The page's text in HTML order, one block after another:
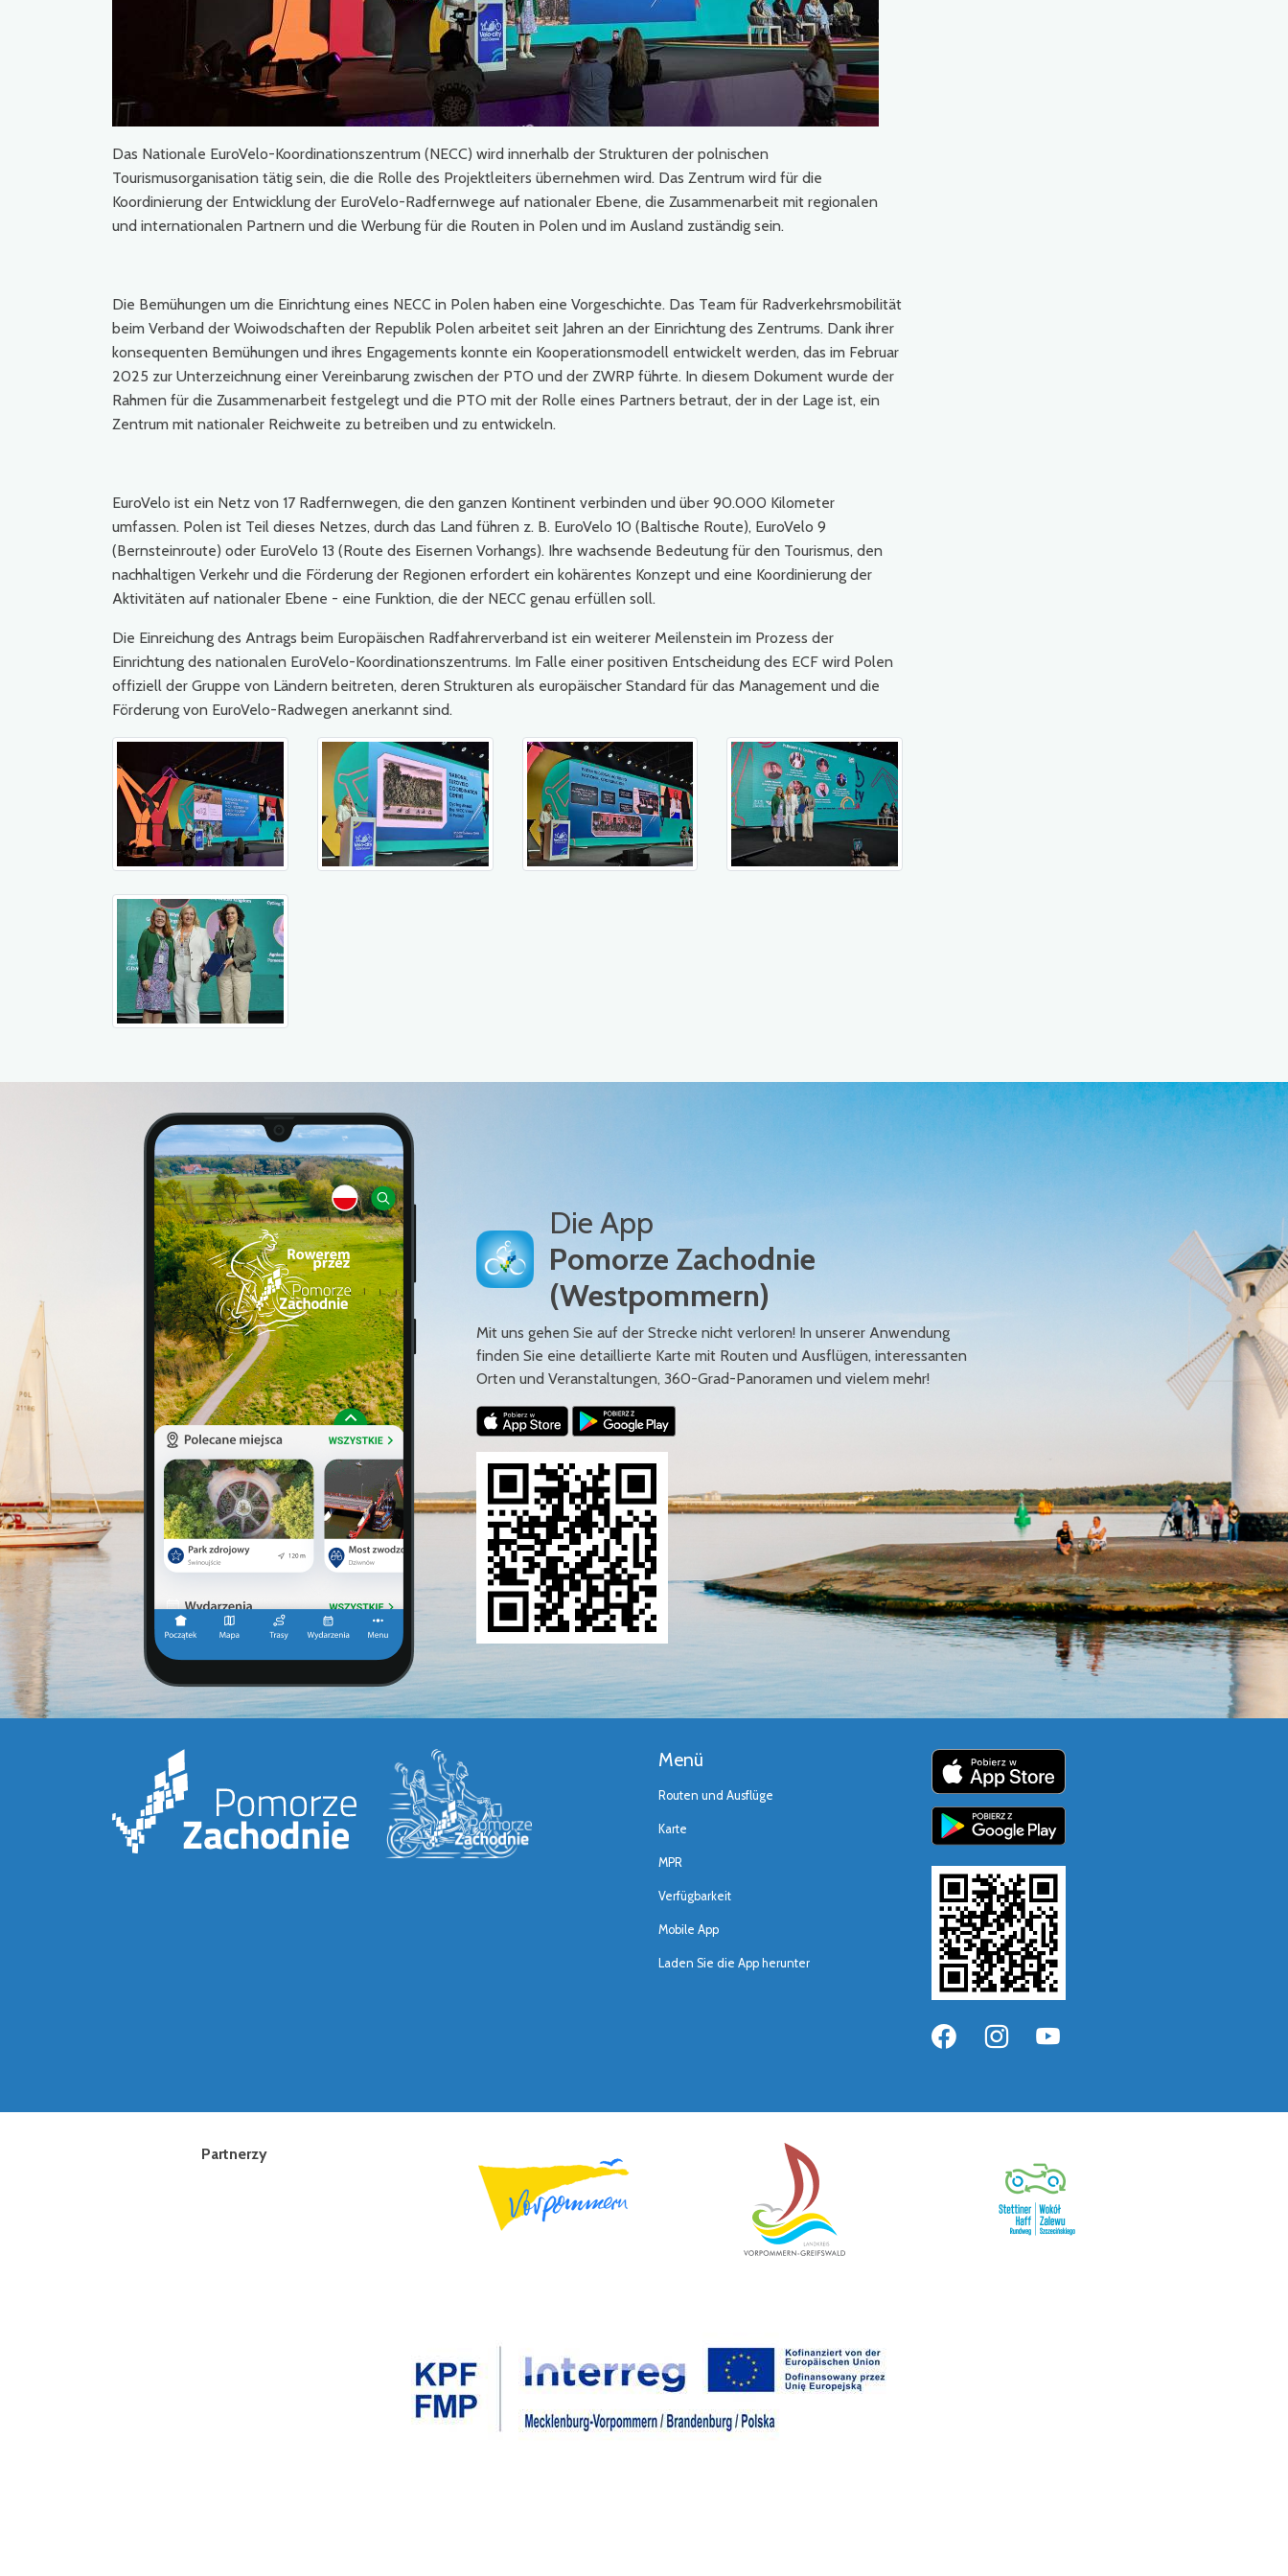
Das Nationale EuroVelo-Koordinationszentrum (NECC) wird innerhalb der Strukturen der polnischen
Tourismusorganisation tätig sein, die die Rolle des Projektleiters übernehmen wird. Das Zentrum wird für die
Koordinierung der Entwicklung der EuroVelo-Radfernwege auf nationaler Ebene, die Zusammenarbeit mit regionalen
und internationalen Partnern und die Werbung für die Routen in Polen und im Ausland zuständig sein.
Die Bemühungen um die Einrichtung eines NECC in Polen haben eine Vorgeschichte. Das Team für Radverkehrsmobilität
beim Verband der Woiwodschaften der Republik Polen arbeitet seit Jahren an der Einrichtung des Zentrums. Dank ihrer
konsequenten Bemühungen und ihres Engagements konnte ein Kooperationsmodell entwickelt werden, das im Februar
2025 zur Unterzeichnung einer Vereinbarung zwischen der PTO und der ZWRP führte. In diesem Dokument wurde der
Rahmen für die Zusammenarbeit festgelegt und die PTO mit der Rolle eines Partners betraut, der in der Lage ist, ein
Zentrum mit nationaler Reichweite zu betreiben und zu entwickeln.
EuroVelo ist ein Netz von 17 Radfernwegen, die den ganzen Kontinent verbinden und über 90.000 Kilometer
umfassen. Polen ist Teil dieses Netzes, durch das Land führen z. B. EuroVelo 10 (Baltische Route), EuroVelo 9
(Bernsteinroute) oder EuroVelo 13 (Route des Eisernen Vorhangs). Ihre wachsende Bedeutung für den Tourismus, den
nachhaltigen Verkehr und die Förderung der Regionen erfordert ein kohärentes Konzept und eine Koordinierung der
Aktivitäten auf nationaler Ebene - eine Funktion, die der NECC genau erfüllen soll.
Die Einreichung des Antrags beim Europäischen Radfahrerverband ist ein weiterer Meilenstein im Prozess der
Einrichtung des nationalen EuroVelo-Koordinationszentrums. Im Falle einer positiven Entscheidung des ECF wird Polen
offiziell der Gruppe von Ländern beitreten, deren Strukturen als europäischer Standard für das Management und die
Förderung von EuroVelo-Radwegen anerkannt sind.
Die App
Pomorze Zachodnie
(Westpommern)
Mit uns gehen Sie auf der Strecke nicht verloren! In unserer Anwendung
finden Sie eine detaillierte Karte mit Routen und Ausflügen, interessanten
Orten und Veranstaltungen, 360-Grad-Panoramen und vielem mehr!
Menü
Routen und Ausflüge
Karte
MPR
Verfügbarkeit
Mobile App
Laden Sie die App herunter
Partnerzy